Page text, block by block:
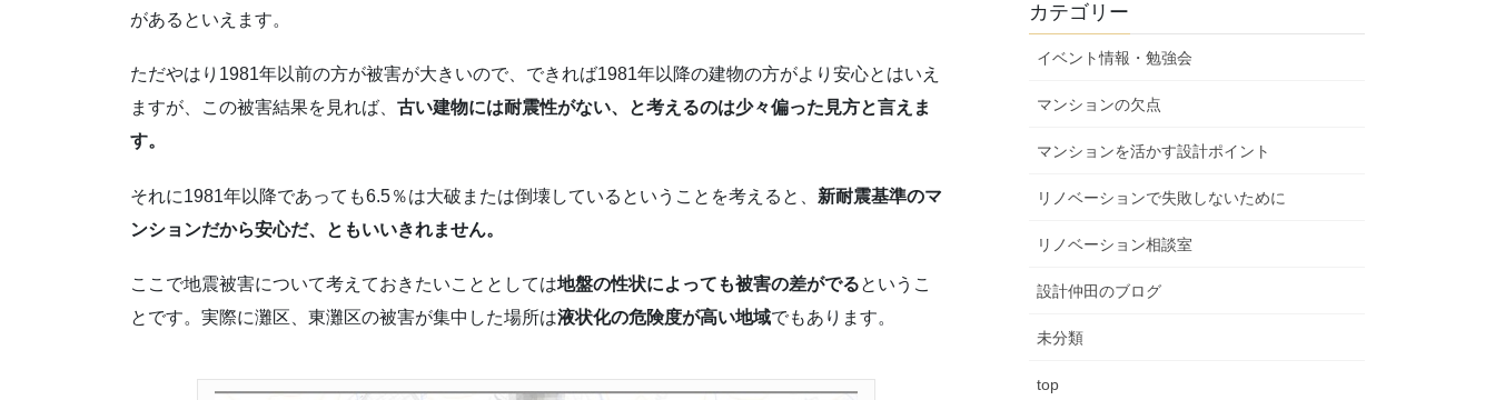
があるといえます。
ただやはり1981年以前の方が被害が大きいので、できれば1981年以降の建物の方がより安心とはいえ
ますが、この被害結果を見れば、 古い建物には耐震性がない、と考えるのは少々偏った見方と言えま
す。
それに1981年以降であっても6.5％は大破または倒壊しているということを考えると、 新耐震基準のマ
ンションだから安心だ、ともいいきれません。
ここで地震被害について考えておきたいこととしては地盤の性状によっても被害の差がでるというこ
とです。実際に灘区、東灘区の被害が集中した場所は液状化の危険度が高い地域でもあります。
カテゴリー
イベント情報・勉強会
マンションの欠点
マンションを活かす設計ポイント
リノベーションで失敗しないために
リノベーション相談室
設計仲田のブログ
未分類
top